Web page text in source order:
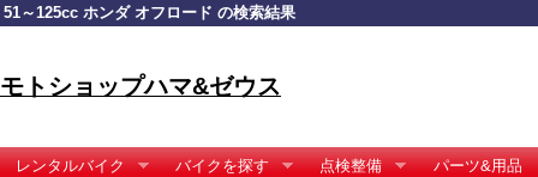
51～125cc ホンダ オフロード の検索結果
モトショップハマ&ゼウス
レンタルバイク バイクを探す 点検整備
パーツ&用品